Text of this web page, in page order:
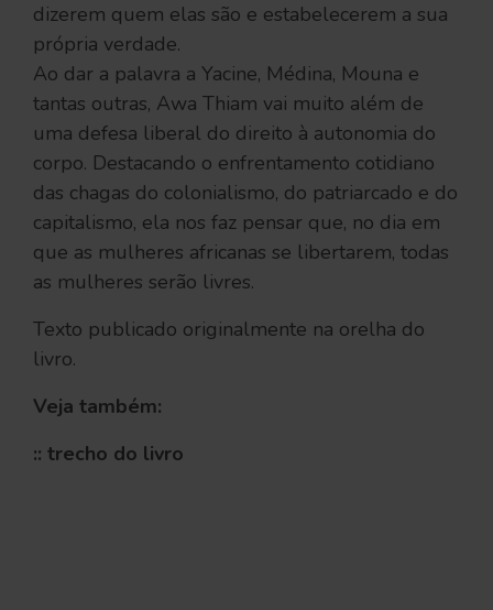
dizerem quem elas são e estabelecerem a sua
própria verdade.
Ao dar a palavra a Yacine, Médina, Mouna e
tantas outras, Awa Thiam vai muito além de
uma defesa liberal do direito à autonomia do
corpo. Destacando o enfrentamento cotidiano
das chagas do colonialismo, do patriarcado e do
capitalismo, ela nos faz pensar que, no dia em
que as mulheres africanas se libertarem, todas
as mulheres serão livres.
Texto publicado originalmente na orelha do
livro.
Veja também:
:: trecho do livro